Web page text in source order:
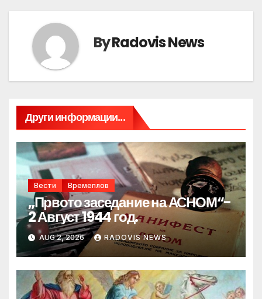
ByRadovis News
Други информации...
Вести Времеплов
„Првото заседание на АСНОМ“-
2 Август 1944 год.
AUG 2, 2026 RADOVIS NEWS